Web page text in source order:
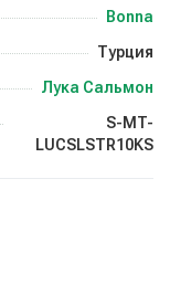
Bonna
Турция
Лука Сальмон
S-MT-
LUCSLSTR10KS